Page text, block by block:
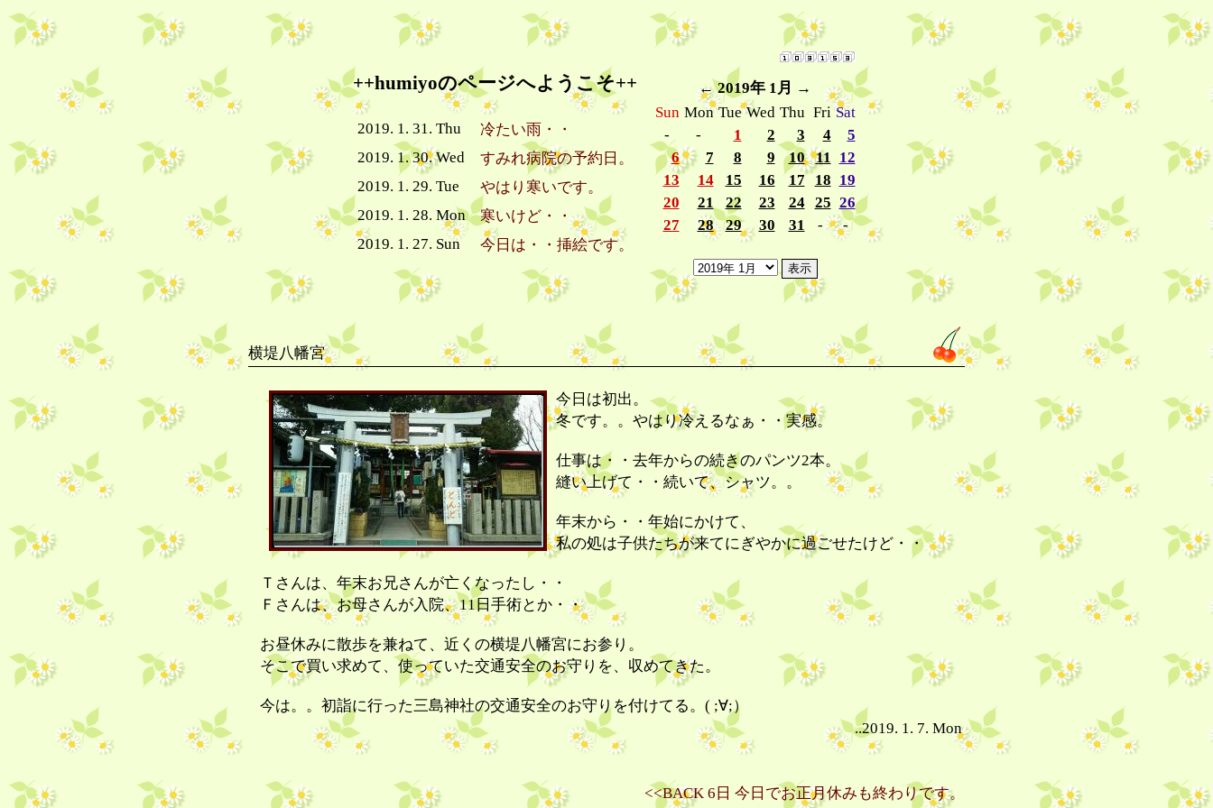
++humiyoのページへようこそ++
2019. 1. 31. Thu
冷たい雨・・
2019. 1. 30. Wed
すみれ病院の予約日。
2019. 1. 29. Tue
やはり寒いです。
2019. 1. 28. Mon
寒いけど・・
2019. 1. 27. Sun
今日は・・挿絵です。
← 2019年 1月
→
Sun Mon Tue Wed Thu Fri Sat
-
- 1 2 3 4
5
6
7 8 9 10 11 12
13
14 15 16 17 18 19
20
21 22 23 24 25 26
27
28 29 30 31 - -
横堤八幡宮
今日は初出。
冬です。。やはり冷えるなぁ・・実感。
仕事は・・去年からの続きのパンツ2本。
縫い上げて・・続いて、シャツ。。
年末から・・年始にかけて、
私の処は子供たちが来てにぎやかに過ごせたけど・・
Ｔさんは、年末お兄さんが亡くなったし・・
Ｆさんは、お母さんが入院、11日手術とか・・
お昼休みに散歩を兼ねて、近くの横堤八幡宮にお参り。
そこで買い求めて、使っていた交通安全のお守りを、収めてきた。
今は。。初詣に行った三島神社の交通安全のお守りを付けてる。( ;∀;）
..2019. 1. 7. Mon
<<BACK 6日 今日でお正月休みも終わりです。